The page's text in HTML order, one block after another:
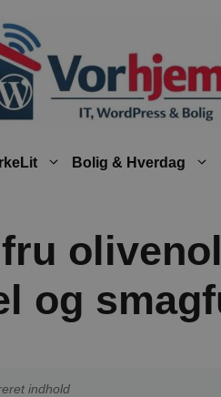
Bolig & Hverdag
og
indhold